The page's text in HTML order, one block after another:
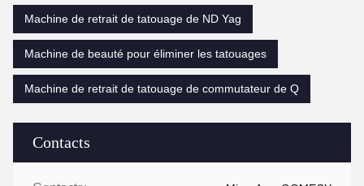
Contacts
Machine de retrait de tatouage de ND Yag
Machine de beauté pour éliminer les tatouages
Machine de retrait de tatouage de commutateur de Q